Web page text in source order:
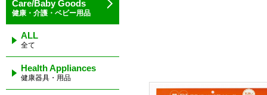
Care/Baby Goods
健康・介護・ベビー用品
ALL
全て
Health Appliances
健康器具・用品